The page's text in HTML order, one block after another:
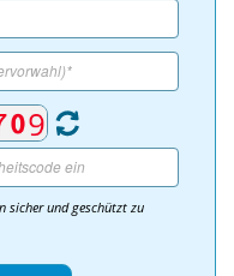
sicher und geschützt zu